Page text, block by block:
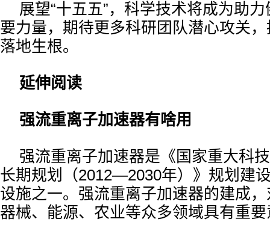
展望“十五五”，科学技术将成为助
要力量，期待更多科研团队潜心攻关
落地生根。
延伸阅读
强流重离子加速器有啥用
强流重离子加速器是《国家重大科
长期规划（2012—2030年）》规划建
设施之一。强流重离子加速器的建成
器械、能源、农业等众多领域具有重